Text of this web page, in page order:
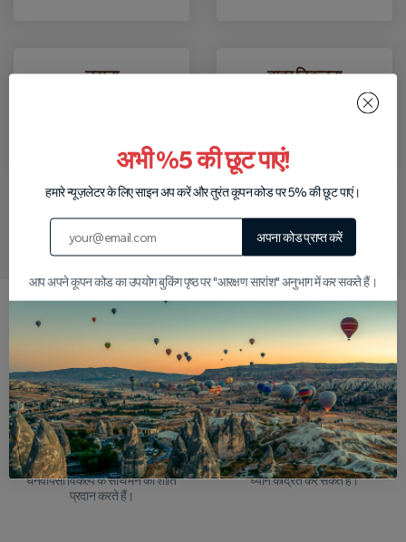
उठाना बाहर निकलना
टूर के बाद हम आपको आपके
हमें व्हाट्सएप पर लिखें
हमें क्यों चुनें?
24 घंटे मनी-बैक गारंटी
यदि आपको अपने दौरे से 24 घंटे पहले तक
रद्द करने की आवश्यकता है, तो हम पूर्ण
धनवापसी विकल्प के साथ मन की शांति
प्रदान करते हैं।
व्यापक टूर बीमा
हर उड़ान पूरी तरह से बीमित है, इसलिए आप
बिना किसी चिंता के अनुभव का आनंद लेने पर
ध्यान केंद्रित कर सकते हैं।
अभी %5 की छूट पाएं!
हमारे न्यूज़लेटर के लिए साइन अप करें और तुरंत कूपन कोड पर 5% की छूट पाएं।
अपना कोड प्राप्त करें
आप अपने कूपन कोड का उपयोग बुकिंग पृष्ठ पर "आरक्षण सारांश" अनुभाग में कर सकते हैं।